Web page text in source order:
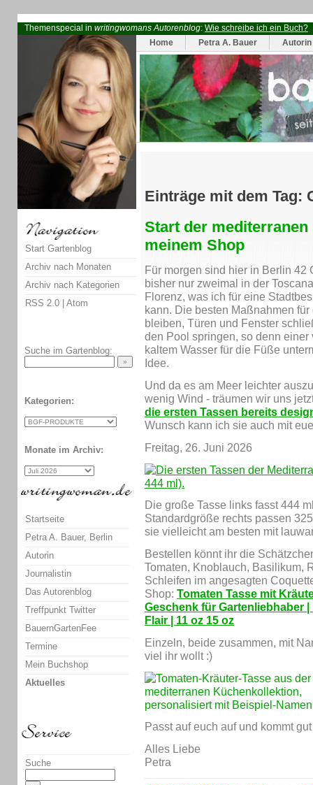
Themenspecial in writingwomans Autorenblog: Wie schreibe ich ein Buch?
Home
Petra A. Bauer Autorin
Einträge mit dem Tag:
Start der
meinem Shop
Für morgen sind hier in Berlin 42
bisher nur zweimal in der
Florenz, was ich für eine
kann. Die besten Maßnahmen
bleiben, Türen und Fenster
den Pool springen, so denn
kaltem Wasser für die Füße
Idee.
Und da es am Meer leichter
wenig Wind - träumen wir uns
die ersten Tassen bereits
Wunsch kann ich sie auch mit
Freitag, 26. Juni 2026
Die große Tasse links fasst 444
Standardgröße rechts passen
sie vielleicht am besten mit
Bestellen könnt ihr die
Tomaten, Knoblauch, Basilikum,
Schleifen im angesagten
Shop: Tomaten Tasse mit
Geschenk für Gartenliebhaber
Flair | 11 oz 15 oz
Einzeln, beide zusammen, mit
viel ihr wollt :)
Passt auf euch auf und kommt
Alles Liebe
Petra
Start Gartenblog
Archiv nach Monaten
Archiv nach Kategorien
RSS 2.0 | Atom
Suche im Gartenblog:
Kategorien:
Monate im Archiv:
Startseite
Petra A. Bauer, Berlin
Autorin
Journalistin
Das Autorenblog
Treffpunkt Twitter
BauernGartenFee
Termine
Mein Buchshop
Aktuelles
Suche